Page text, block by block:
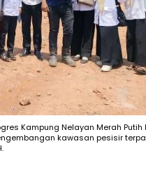
Kampung Nelayan Merah Putih
kawasan pesisir